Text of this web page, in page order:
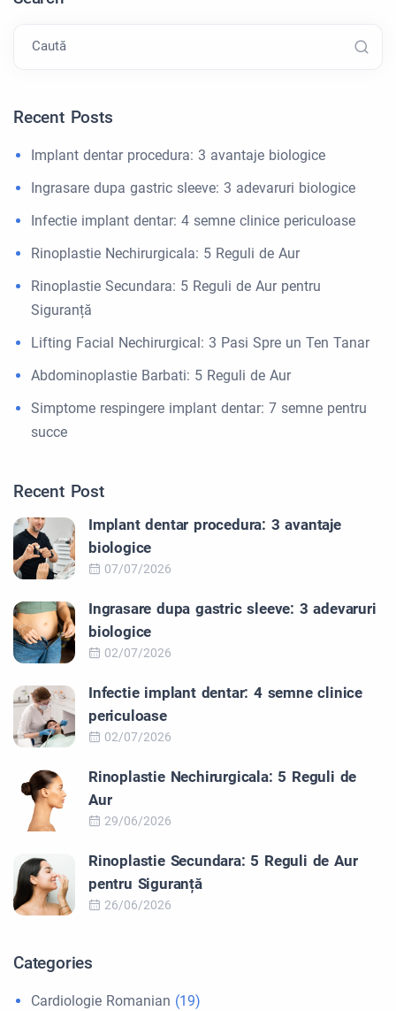
Caută
Recent Posts
Implant dentar procedura: 3 avantaje biologice
Ingrasare dupa gastric sleeve: 3 adevaruri biologice
Infectie implant dentar: 4 semne clinice periculoase
Rinoplastie Nechirurgicala: 5 Reguli de Aur
Rinoplastie Secundara: 5 Reguli de Aur pentru
Siguranță
Lifting Facial Nechirurgical: 3 Pasi Spre un Ten Tanar
Abdominoplastie Barbati: 5 Reguli de Aur
Simptome respingere implant dentar: 7 semne pentru
succe
Recent Post
Implant dentar procedura: 3 avantaje
biologice
07/07/2026
Ingrasare dupa gastric sleeve: 3 adevaruri
biologice
02/07/2026
Infectie implant dentar: 4 semne clinice
periculoase
02/07/2026
Rinoplastie Nechirurgicala: 5 Reguli de
Aur
29/06/2026
Rinoplastie Secundara: 5 Reguli de Aur
pentru Siguranță
26/06/2026
Categories
Cardiologie Romanian (19)